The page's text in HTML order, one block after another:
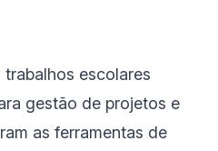
escolares
gestão de projetos e
as ferramentas de